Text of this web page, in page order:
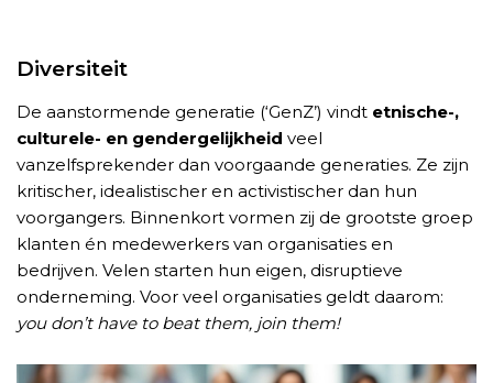
Diversiteit
De aanstormende generatie (‘GenZ’) vindt etnische-,
culturele- en gendergelijkheid veel
vanzelfsprekender dan voorgaande generaties. Ze zijn
kritischer, idealistischer en activistischer dan hun
voorgangers. Binnenkort vormen zij de grootste groep
klanten én medewerkers van organisaties en
bedrijven. Velen starten hun eigen, disruptieve
onderneming. Voor veel organisaties geldt daarom:
you don’t have tobeat them, join them!